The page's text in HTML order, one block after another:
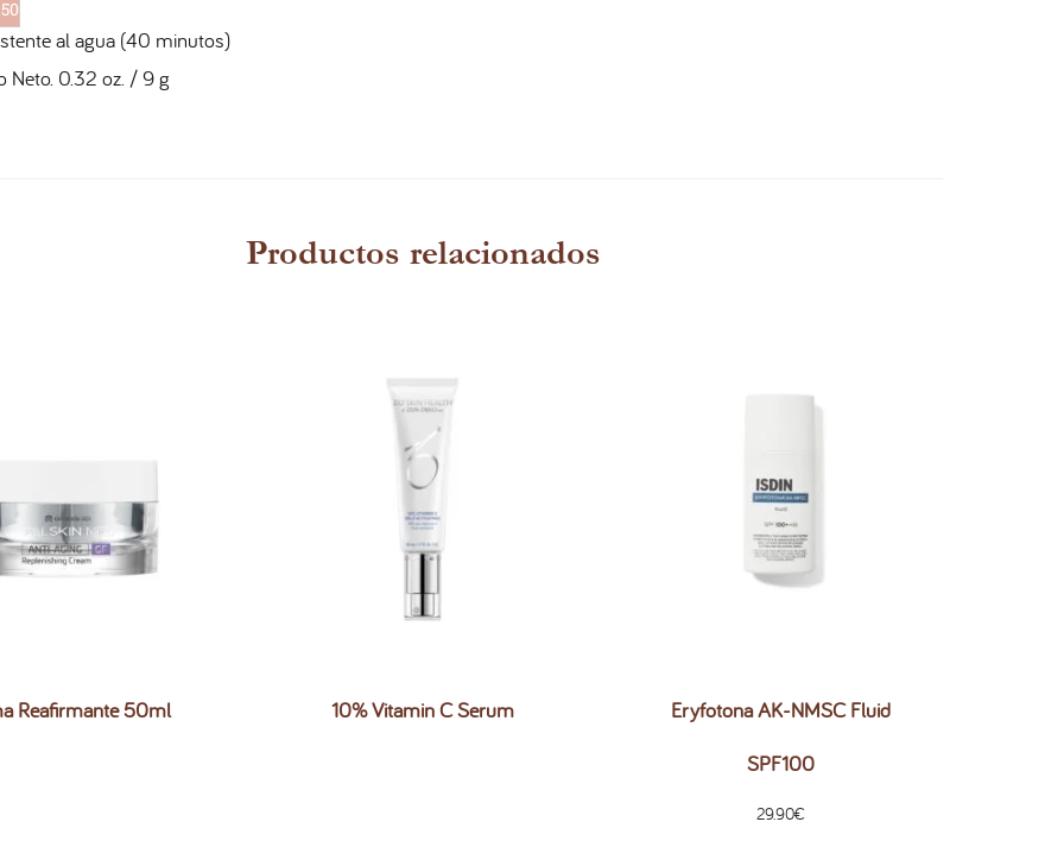
al agua (40 minutos)
Neto. 0.32 oz. / 9 g
Productos relacionados
Reafirmante 50ml 10% Vitamin C Serum
Eryfotona AK-NMSC Fluid
SPF100
29.90€